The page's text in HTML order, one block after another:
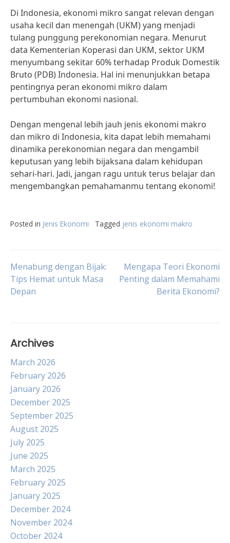
Di Indonesia, ekonomi mikro sangat relevan dengan
usaha kecil dan menengah (UKM) yang menjadi
tulang punggung perekonomian negara. Menurut
data Kementerian Koperasi dan UKM, sektor UKM
menyumbang sekitar 60% terhadap Produk Domestik
Bruto (PDB) Indonesia. Hal ini menunjukkan betapa
pentingnya peran ekonomi mikro dalam
pertumbuhan ekonomi nasional.
Dengan mengenal lebih jauh jenis ekonomi makro
dan mikro di Indonesia, kita dapat lebih memahami
dinamika perekonomian negara dan mengambil
keputusan yang lebih bijaksana dalam kehidupan
sehari-hari. Jadi, jangan ragu untuk terus belajar dan
mengembangkan pemahamanmu tentang ekonomi!
Posted in Jenis Ekonomi Tagged jenis ekonomi makro
Post
navigation
Menabung dengan Bijak:
Tips Hemat untuk Masa
Depan
Mengapa Teori Ekonomi
Penting dalam Memahami
Berita Ekonomi?
Archives
March 2026
February 2026
January 2026
December 2025
September 2025
August 2025
July 2025
June 2025
March 2025
February 2025
January 2025
December 2024
November 2024
October 2024